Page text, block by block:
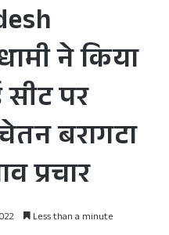
ने किया
पर
बरागटा
प्रचार
Less than a minute